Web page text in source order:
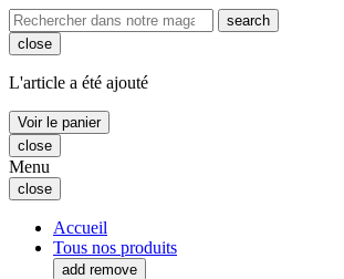
search
close
L'article a été ajouté
Voir le panier
close
Menu
close
Accueil
Tous nos produits
add remove